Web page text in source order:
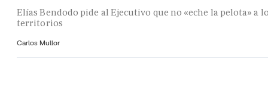
Elías Bendodo pide al Ejecutivo que no «eche la pelota» a
territorios
Carlos Mullor